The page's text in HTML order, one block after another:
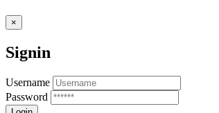
×
Signin
Username
Password